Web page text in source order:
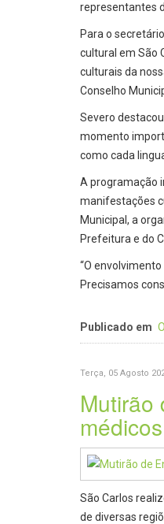
representantes
Para o
cultural em São
culturais da
Conselho
Severo
momento
como cada
A programação
manifestações
Municipal, a
Prefeitura e do
“O
Precisamos
Publicado em
Terça, 05 Agosto
Mutirão
São Carlos
de diversas